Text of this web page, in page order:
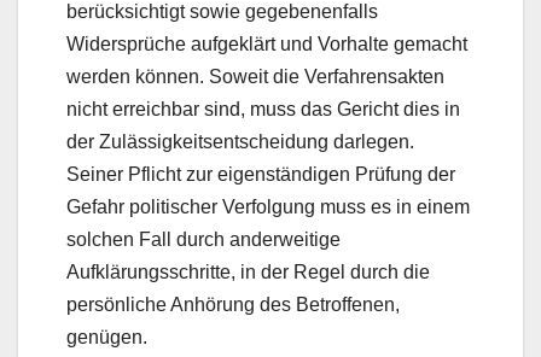
berücksichtigt sowie gegebenenfalls
Widersprüche aufgeklärt und Vorhalte gemacht
werden können. Soweit die Verfahrensakten
nicht erreichbar sind, muss das Gericht dies in
der Zulässigkeitsentscheidung darlegen.
Seiner Pflicht zur eigenständigen Prüfung der
Gefahr politischer Verfolgung muss es in einem
solchen Fall durch anderweitige
Aufklärungsschritte, in der Regel durch die
persönliche Anhörung des Betroffenen,
genügen.